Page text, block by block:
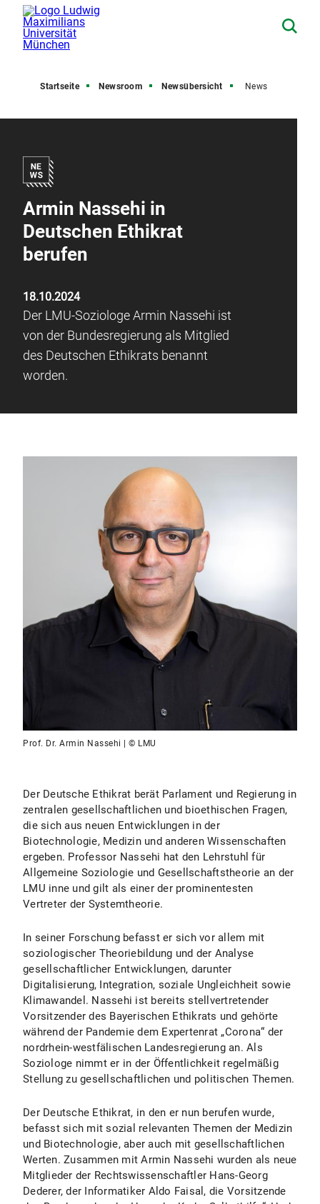
Startseite Newsroom Newsübersicht News
Armin Nassehi in
Deutschen Ethikrat
berufen
18.10.2024
Der LMU-Soziologe Armin Nassehi ist
von der Bundesregierung als Mitglied
des Deutschen Ethikrats benannt
worden.
Prof. Dr. Armin Nassehi | © LMU
Der Deutsche Ethikrat berät Parlament und Regierung in
zentralen gesellschaftlichen und bioethischen Fragen,
die sich aus neuen Entwicklungen in der
Biotechnologie, Medizin und anderen Wissenschaften
ergeben. Professor Nassehi hat den Lehrstuhl für
Allgemeine Soziologie und Gesellschaftstheorie an der
LMU inne und gilt als einer der prominentesten
Vertreter der Systemtheorie.
In seiner Forschung befasst er sich vor allem mit
soziologischer Theoriebildung und der Analyse
gesellschaftlicher Entwicklungen, darunter
Digitalisierung, Integration, soziale Ungleichheit sowie
Klimawandel. Nassehi ist bereits stellvertretender
Vorsitzender des Bayerischen Ethikrats und gehörte
während der Pandemie dem Expertenrat „Corona“ der
nordrhein-westfälischen Landesregierung an. Als
Soziologe nimmt er in der Öffentlichkeit regelmäßig
Stellung zu gesellschaftlichen und politischen Themen.
Der Deutsche Ethikrat, in den er nun berufen wurde,
befasst sich mit sozial relevanten Themen der Medizin
und Biotechnologie, aber auch mit gesellschaftlichen
Werten. Zusammen mit Armin Nassehi wurden als neue
Mitglieder der Rechtswissenschaftler Hans-Georg
Dederer, der Informatiker Aldo Faisal, die Vorsitzende